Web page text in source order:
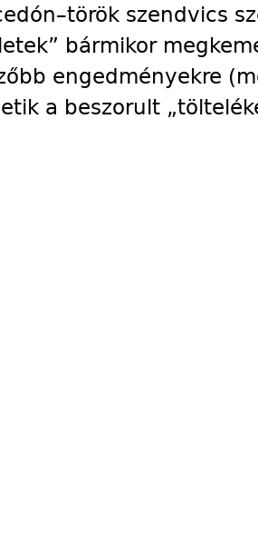
szendvics
bármikor
engedményekre
a beszorult